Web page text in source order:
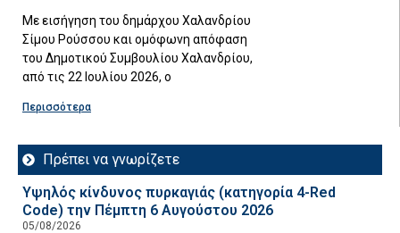
Με εισήγηση του δημάρχου Χαλανδρίου
Σίμου Ρούσσου και ομόφωνη απόφαση
του Δημοτικού Συμβουλίου Χαλανδρίου,
από τις 22 Ιουλίου 2026, ο
Περισσότερα
Πρέπει να γνωρίζετε
Υψηλός κίνδυνος πυρκαγιάς (κατηγορία 4-Red
Code) την Πέμπτη 6 Αυγούστου 2026
05/08/2026